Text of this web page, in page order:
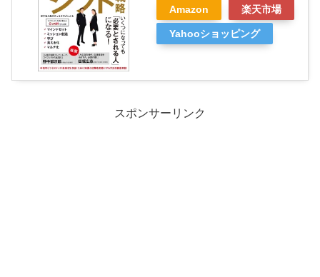
Amazon 楽天市場
Yahooショッピング
スポンサーリンク